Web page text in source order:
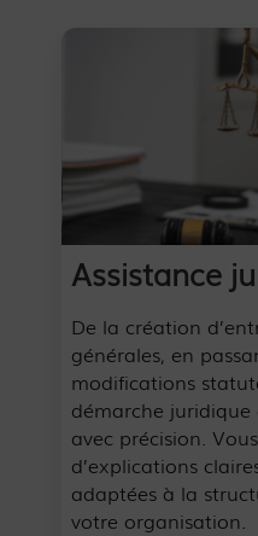
Assistance
De la création
générales, en
modifications
démarche juridique
avec précision.
d’explications
adaptées à la
votre organisation.